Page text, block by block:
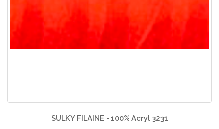
SULKY FILAINE - 100% Acryl 3231